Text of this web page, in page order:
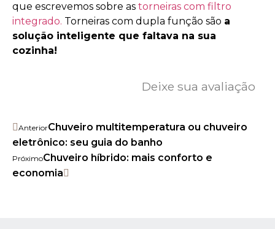
que escrevemos sobre as torneiras com filtro
integrado. Torneiras com dupla função são a
solução inteligente que faltava na sua
cozinha!
Deixe sua avaliação
AnteriorChuveiro multitemperatura ou chuveiro
eletrônico: seu guia do banho
PróximoChuveiro híbrido: mais conforto e
economia